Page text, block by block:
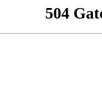
504